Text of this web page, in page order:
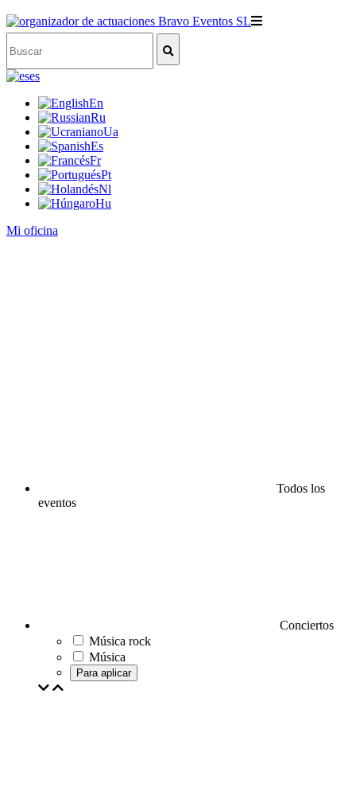
es
En
Ru
Ua
Es
Fr
Pt
Nl
Hu
Mi oficina
Todos los
eventos
Conciertos
Música rock
Música
Para aplicar